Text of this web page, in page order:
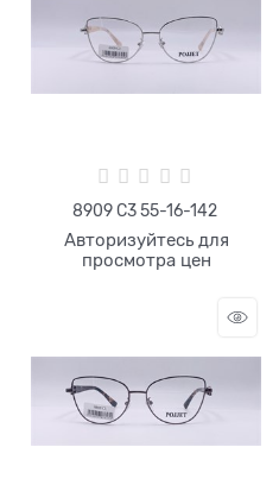
8909 C3 55-16-142
Авторизуйтесь для
просмотра цен